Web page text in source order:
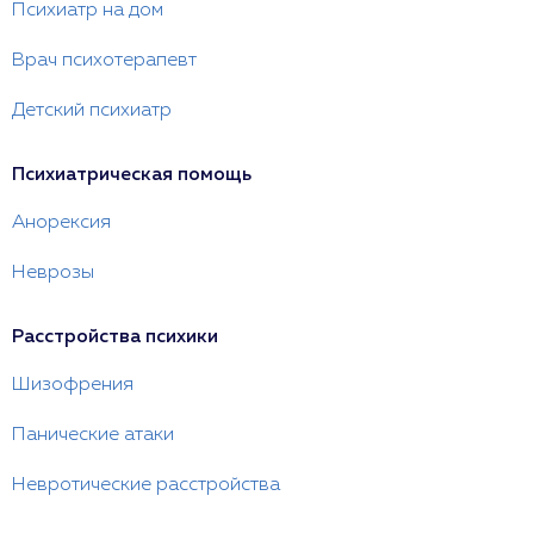
Психиатр на дом
Врач психотерапевт
Детский психиатр
Психиатрическая помощь
Анорексия
Неврозы
Расстройства психики
Шизофрения
Панические атаки
Невротические расстройства